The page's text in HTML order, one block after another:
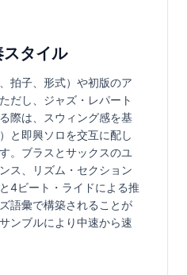
タイル
拍子、形式）や初版のア
だし、ジャズ・レパート
際は、スウィング感を基
と即興ソロを交互に配し
。ブラスとサックスのユ
ス、リズム・セクション
4ビート・ライドによる推
語彙で構築されることが
ンブルにより中速から速